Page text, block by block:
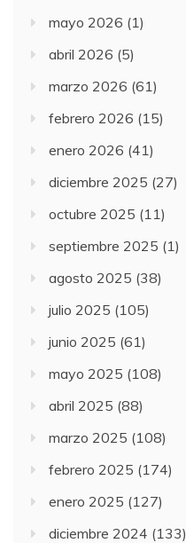
mayo 2026 (1)
abril 2026 (5)
marzo 2026 (61)
febrero 2026 (15)
enero 2026 (41)
diciembre 2025 (27)
octubre 2025 (11)
septiembre 2025 (1)
agosto 2025 (38)
julio 2025 (105)
junio 2025 (61)
mayo 2025 (108)
abril 2025 (88)
marzo 2025 (108)
febrero 2025 (174)
enero 2025 (127)
diciembre 2024 (133)